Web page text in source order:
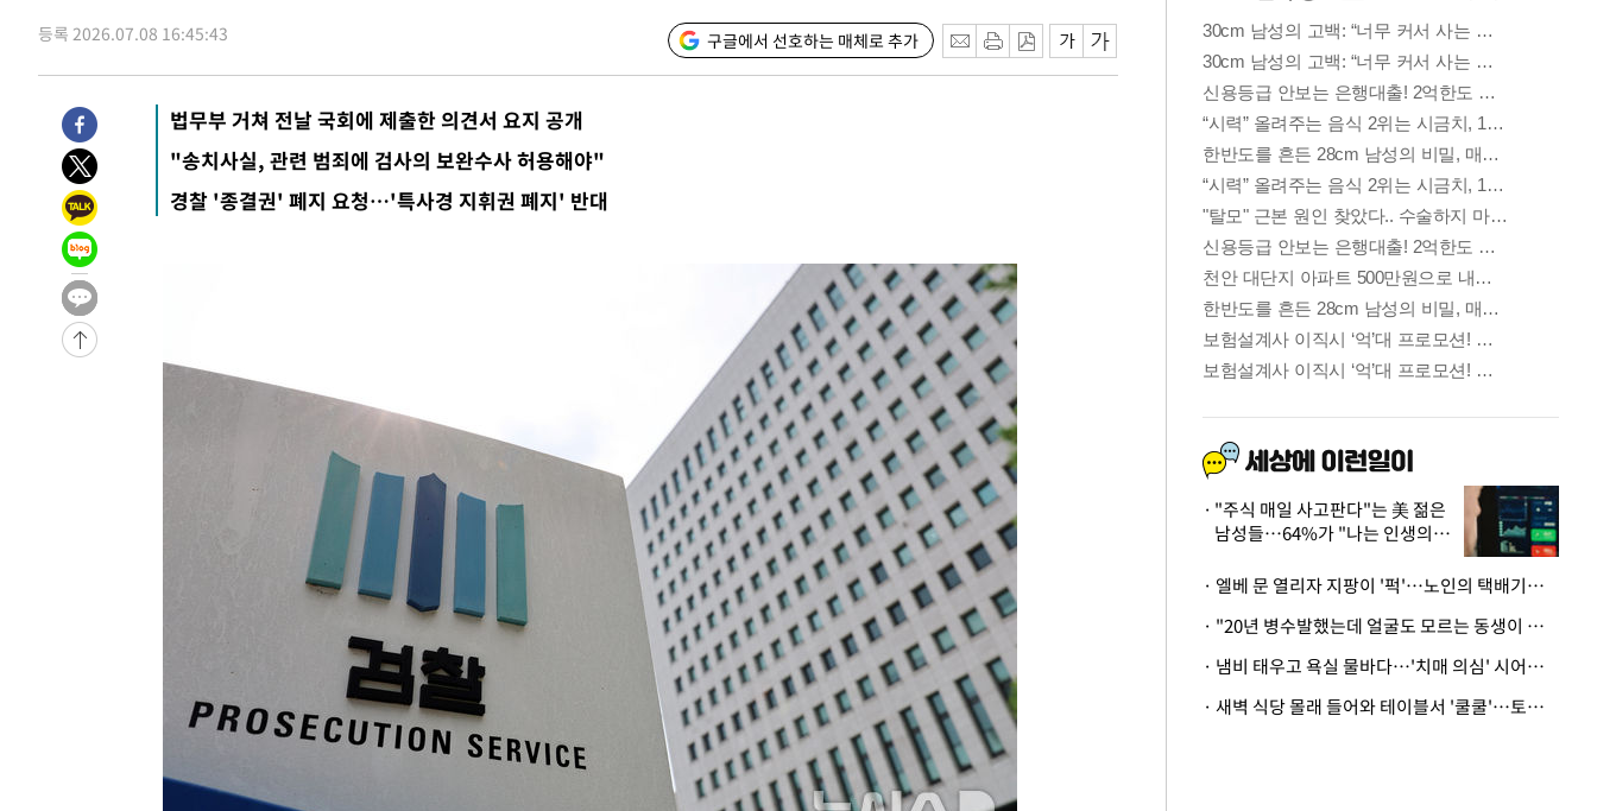
송"
-324초 전 >'최고 37도' 폭염 지속…강원동해안 최대 150㎜ 비
1시간 전 >[속보]뉴욕증시 상승 마감…S&P 0.6% 나스닥 1.3%↑
등록 2026.07.08 16:45:43 구글에서 선호하는 매체로 추가
법무부 거쳐 전날 국회에 제출한 의견서 요지 공개
"송치사실, 관련 범죄에 검사의 보완수사 허용해야"
경찰 '종결권' 폐지 요청…'특사경 지휘권 폐지' 반대
"주식 매일 사고판다"는 美 젊은
남성들…64%가 "나는 인생의
· 엘베 문 열리자 지팡이 '퍽'…노인의 택배기사 폭행 이유
· "20년 병수발했는데 얼굴도 모르는 동생이 유산 절반을"…배다른 형제 상속권 있을까
· 냄비 태우고 욕실 물바다…'치매 의심' 시어머니 검사 권유했다가 '날벼락'
· 새벽 식당 몰래 들어와 테이블서 '쿨쿨'…토사물 남기고 사라진 남성